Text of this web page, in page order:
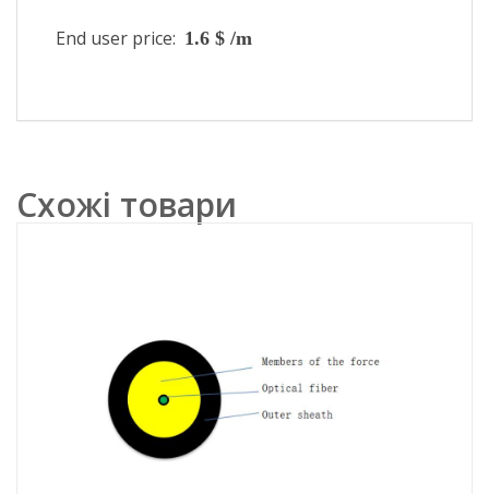
End user price: 1.6 $ /m
Схожі товари